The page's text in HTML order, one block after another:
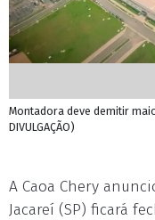
Montadora deve demitir
DIVULGAÇÃO)
A Caoa Chery
Jacareí (SP) ficará